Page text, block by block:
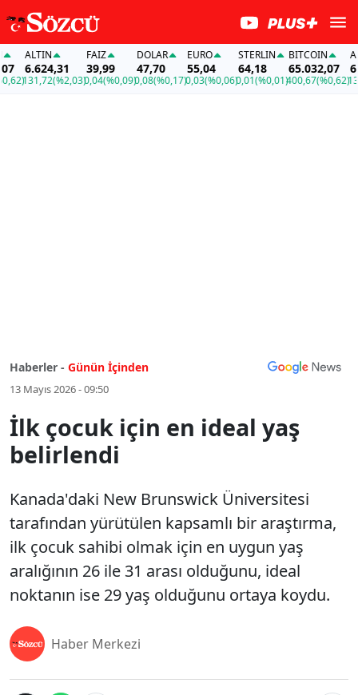
ALTIN
6.624,31
131,72(%2,03)
FAİZ
39,99
0,04(%0,09)
DOLAR
47,70
0,08(%0,17)
EURO
55,04
0,03(%0,06)
STERLIN
64,18
0,01(%0,01)
BITCOIN
65.032,07
400,67(%0,62)
Haberler - Günün İçinden
13 Mayıs 2026 - 09:50
İlk çocuk için en ideal yaş
belirlendi
Kanada'daki New Brunswick Üniversitesi
tarafından yürütülen kapsamlı bir araştırma,
ilk çocuk sahibi olmak için en uygun yaş
aralığının 26 ile 31 arası olduğunu, ideal
noktanın ise 29 yaş olduğunu ortaya koydu.
Haber Merkezi